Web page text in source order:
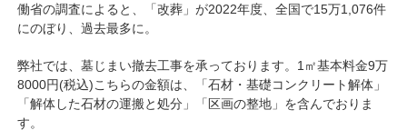
働省の調査によると、「改葬」が2022年度、全国で15万1,076件
にのぼり、過去最多に。
弊社では、墓じまい撤去工事を承っております。1㎡基本料金9万
8000円(税込)こちらの金額は、「石材・基礎コンクリート解体」
「解体した石材の運搬と処分」「区画の整地」を含んでおりま
す。